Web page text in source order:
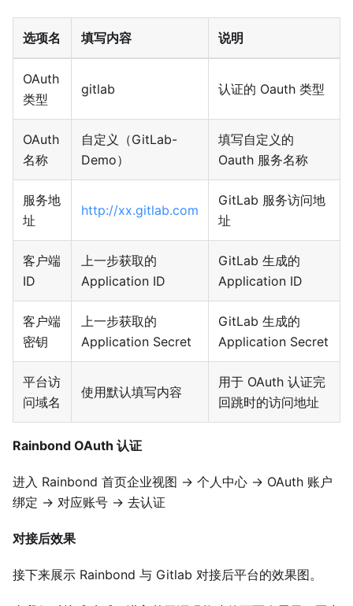
选项名 填写内容 说明
OAuth
类型
gitlab 认证的 Oauth 类型
OAuth
名称
自定义（GitLab-
Demo）
填写自定义的
Oauth 服务名称
服务地
址
http://xx.gitlab.com
GitLab 服务访问地
址
客户端
ID
上一步获取的
Application ID
GitLab 生成的
Application ID
客户端
密钥
上一步获取的
Application Secret
GitLab 生成的
Application Secret
平台访
问域名
使用默认填写内容
用于 OAuth 认证完
回跳时的访问地址
Rainbond OAuth 认证
进入 Rainbond 首页企业视图 → 个人中心 → OAuth 账户
绑定 → 对应账号 → 去认证
对接后效果
接下来展示 Rainbond 与 Gitlab 对接后平台的效果图。